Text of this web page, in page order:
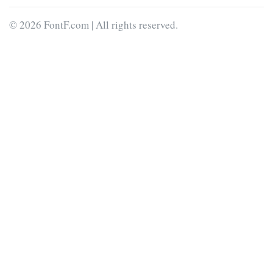
© 2026 FontF.com | All rights reserved.